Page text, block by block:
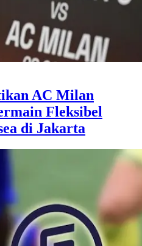
AC Milan
Fleksibel
di Jakarta